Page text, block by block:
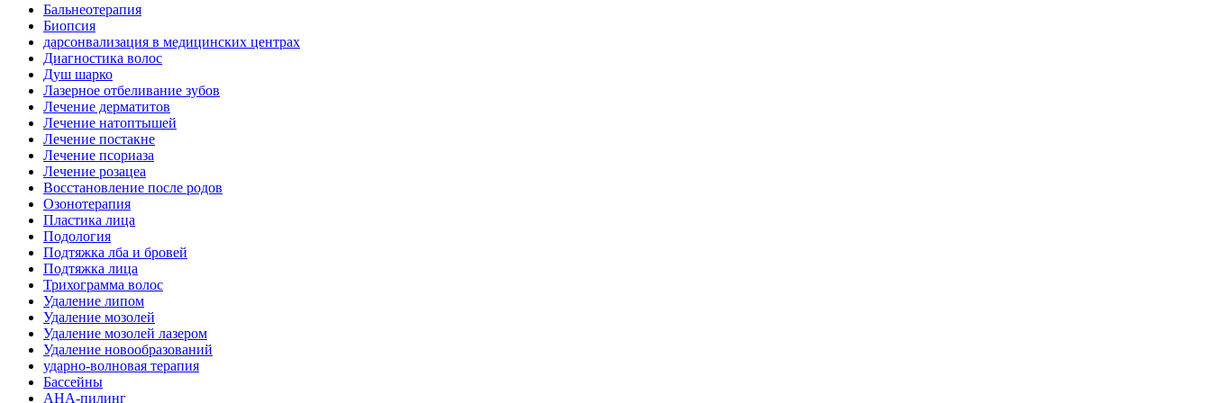
Бальнеотерапия
Биопсия
дарсонвализация в медицинских центрах
Диагностика волос
Душ шарко
Лазерное отбеливание зубов
Лечение дерматитов
Лечение натоптышей
Лечение постакне
Лечение псориаза
Лечение розацеа
Восстановление после родов
Озонотерапия
Пластика лица
Подология
Подтяжка лба и бровей
Подтяжка лица
Трихограмма волос
Удаление липом
Удаление мозолей
Удаление мозолей лазером
Удаление новообразований
ударно-волновая терапия
Бассейны
AHA-пилинг